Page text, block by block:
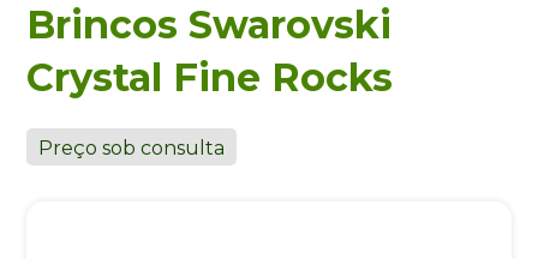
Brincos Swarovski
Crystal Fine Rocks
Preço sob consulta
+55